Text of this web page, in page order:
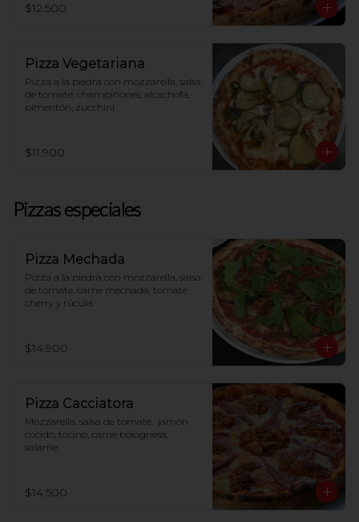
$12.500
Pizza Vegetariana
Pizza a la piedra con mozzarella, salsa
de tomate, champiñones, alcachofa,
pimentón, zucchini
$11.900
Pizzas especiales
Pizza Mechada
Pizza a la piedra con mozzarella, salsa
de tomate, carne mechada, tomate
cherry y rúcula
$14.900
Pizza Cacciatora
Mozzarella, salsa de tomate,  jamón
cocido, tocino, carne bolognesa,
salame
$14.500